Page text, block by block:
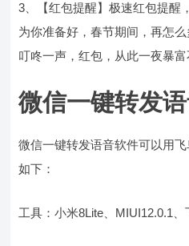
3、【红包提醒】极速红包提醒
为你准备好，春节期间，再怎
叮咚一声，红包，从此一夜暴富
微信一键转发
微信一键转发语音软件可以用
如下：
工具：小米8Lite、MIUI12.0.1、